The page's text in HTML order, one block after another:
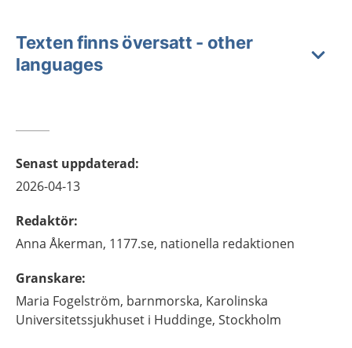
Texten finns översatt - other
languages
Senast uppdaterad:
2026-04-13
Redaktör:
Anna Åkerman, 1177.se, nationella redaktionen
Granskare:
Maria Fogelström, barnmorska, Karolinska
Universitetssjukhuset i Huddinge, Stockholm